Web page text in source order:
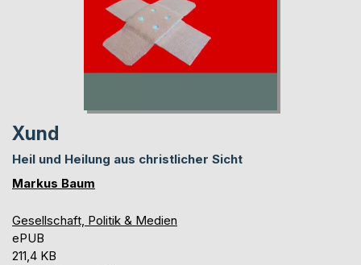
Xund
Heil und Heilung aus christlicher Sicht
Markus Baum
Gesellschaft, Politik & Medien
ePUB
211,4 KB